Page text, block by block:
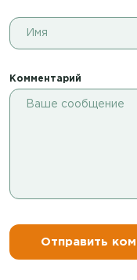
Комментарий